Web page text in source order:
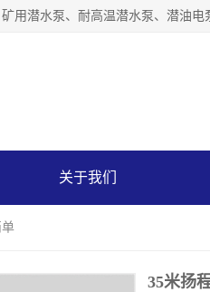
关于我们
35米扬